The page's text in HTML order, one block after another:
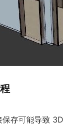
存可能导致